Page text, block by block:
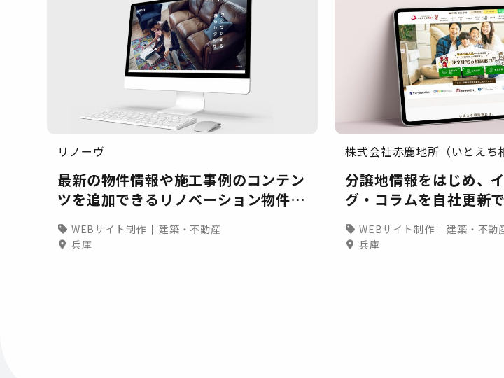
リノーヴ
最新の物件情報や施工事例のコンテン
ツを追加できるリノベーション物件の
WEBサイト制作
建築・不動産
兵庫
株式会社赤鹿地所（いとえち
分譲地情報をはじめ、
グ・コラムを自社更新
WEBサイト制作
建築・不動
兵庫